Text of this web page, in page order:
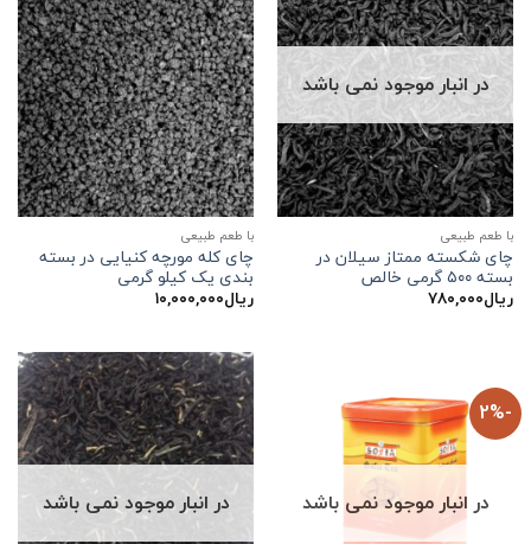
در انبار موجود نمی باشد
با طعم طبیعی
چای شکسته ممتاز سیلان در
بسته ۵۰۰ گرمی خالص
ریال۷۸۰,۰۰۰
با طعم طبیعی
چای کله مورچه کنیایی در بسته
بندی یک کیلو گرمی
ریال۱۰,۰۰۰,۰۰۰
-2%
در انبار موجود نمی باشد در انبار موجود نمی باشد